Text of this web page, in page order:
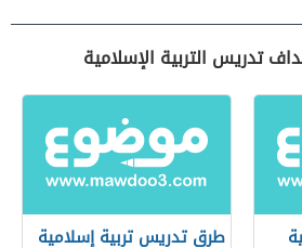
تدريس التربية الإسلامية
طرق تدريس تربية إسلامية